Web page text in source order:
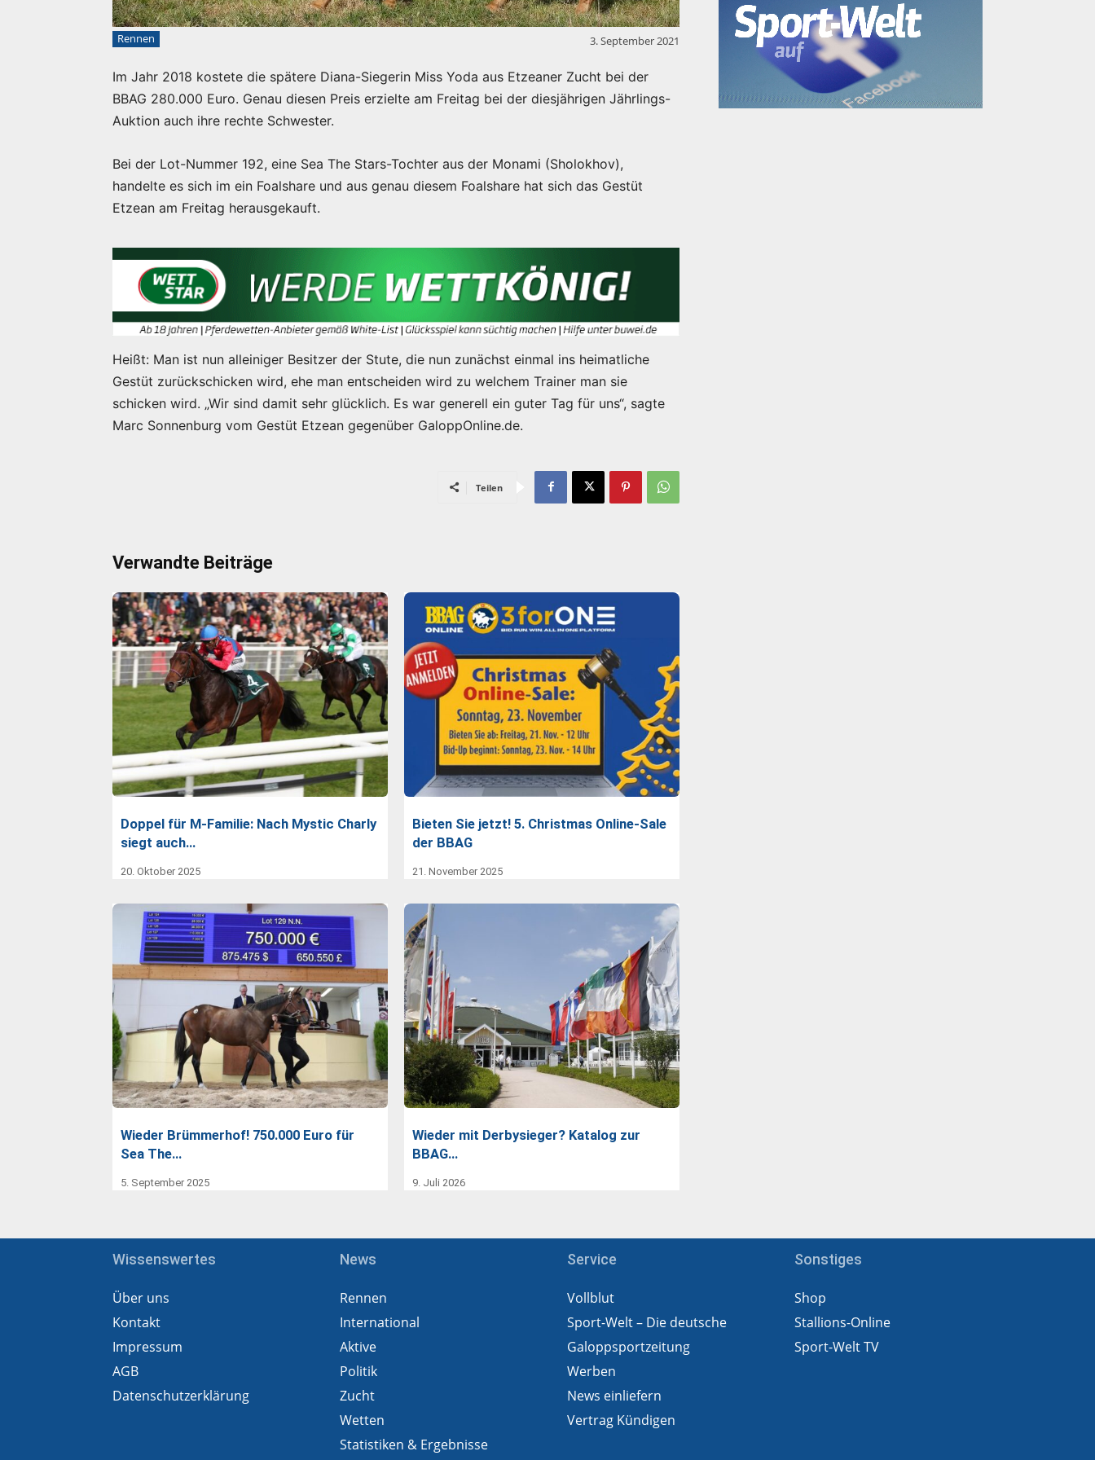
Rennen 3. September 2021
Im Jahr 2018 kostete die spätere Diana-Siegerin Miss Yoda aus Etzeaner Zucht bei der
BBAG 280.000 Euro. Genau diesen Preis erzielte am Freitag bei der diesjährigen Jährlings-
Auktion auch ihre rechte Schwester.
Bei der Lot-Nummer 192, eine Sea The Stars-Tochter aus der Monami (Sholokhov),
handelte es sich im ein Foalshare und aus genau diesem Foalshare hat sich das Gestüt
Etzean am Freitag herausgekauft.
Heißt: Man ist nun alleiniger Besitzer der Stute, die nun zunächst einmal ins heimatliche
Gestüt zurückschicken wird, ehe man entscheiden wird zu welchem Trainer man sie
schicken wird. „Wir sind damit sehr glücklich. Es war generell ein guter Tag für uns“, sagte
Marc Sonnenburg vom Gestüt Etzean gegenüber GaloppOnline.de.
Teilen
Verwandte Beiträge
Doppel für M-Familie: Nach Mystic Charly
siegt auch…
20. Oktober 2025
Bieten Sie jetzt! 5. Christmas Online-Sale
der BBAG
21. November 2025
Wieder Brümmerhof! 750.000 Euro für
Sea The…
5. September 2025
Wieder mit Derbysieger? Katalog zur
BBAG…
9. Juli 2026
Wissenswertes
Über uns
Kontakt
Impressum
AGB
Datenschutzerklärung
News
Rennen
International
Aktive
Politik
Zucht
Wetten
Statistiken & Ergebnisse
Service
Vollblut
Sport-Welt – Die deutsche
Galoppsportzeitung
Werben
News einliefern
Vertrag Kündigen
Sonstiges
Shop
Stallions-Online
Sport-Welt TV